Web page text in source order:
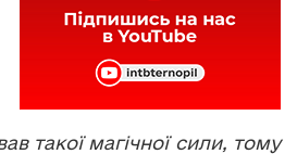
такої магічної сили, тому